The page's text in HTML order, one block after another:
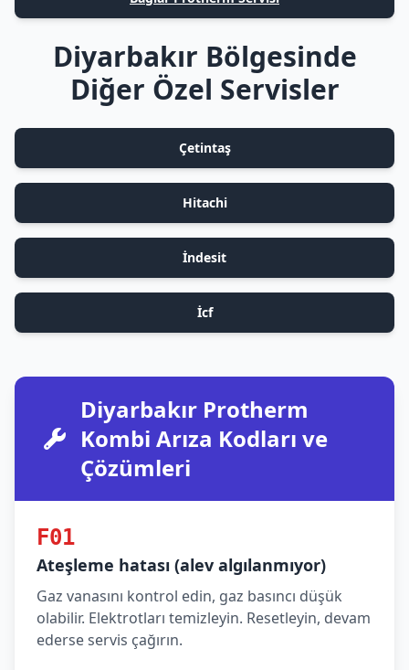
Diyarbakır Bölgesinde
Diğer Özel Servisler
Çetintaş
Hitachi
İndesit
İcf
Diyarbakır Protherm
Kombi Arıza Kodları ve
Çözümleri
F01
Ateşleme hatası (alev algılanmıyor)
Gaz vanasını kontrol edin, gaz basıncı düşük
olabilir. Elektrotları temizleyin. Resetleyin, devam
ederse servis çağırın.